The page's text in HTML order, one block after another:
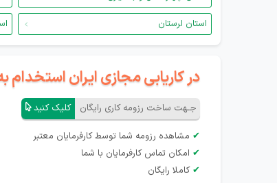
استان لرستان
در کاریابی مجازی ایران
جـهت ساخت رزومه کاری رایگان کلیک کنید
✔ مشاهده رزومه شما توسط کارفرمایان معتبر
✔ امکان تماس کارفرمایان با شما
✔ کاملا رایگان